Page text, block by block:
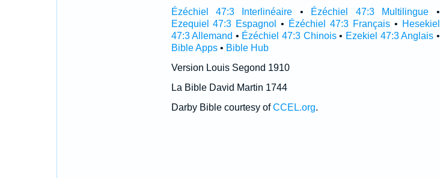
Ézéchiel 47:3 Interlinéaire • Ézéchiel 47:3 Multilingue •
Ezequiel 47:3 Espagnol
• Ézéchiel 47:3 Français • Hesekiel
47:3 Allemand • Ézéchiel 47:3 Chinois• Ezekiel 47:3 Anglais •
Bible Apps• Bible Hub
Version Louis Segond 1910
La Bible David Martin 1744
Darby Bible courtesy ofCCEL.org.